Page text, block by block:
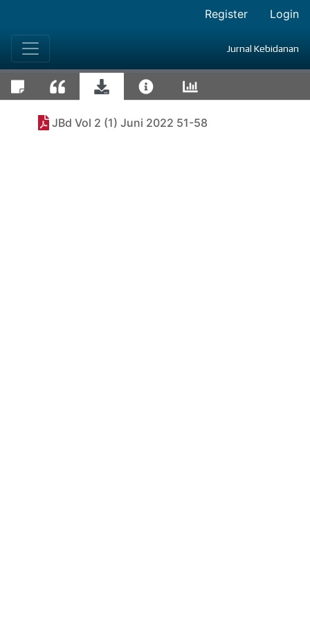
Register Login
Jurnal Kebidanan
JBd Vol 2 (1) Juni 2022 51-58